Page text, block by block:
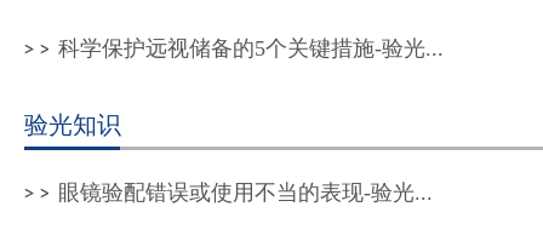
科学保护远视储备的5个关键措施-验光...
验光知识
眼镜验配错误或使用不当的表现-验光...